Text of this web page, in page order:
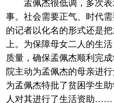
事。社会需要正气、时代
的记者以化名的形式还是
上。为保障母女二人的生
质量，确保孟佩杰顺利完
院主动为孟佩杰的母亲进
为孟佩杰特批了贫困学生
人对其进行了生活资助……